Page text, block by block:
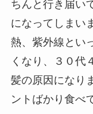
ちんと行き届い
になってしまい
熱、紫外線とい
くなり、３０代
髪の原因になり
ントばかり食べ